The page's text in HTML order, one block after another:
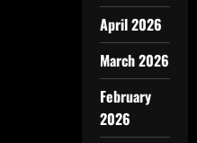
April 2026
March 2026
February
2026